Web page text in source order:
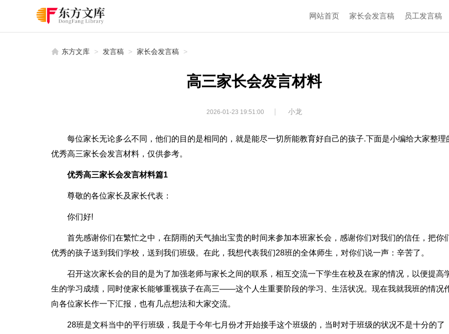
网站首页 家长会发言稿 员工发言稿
东方文库 > 发言稿 > 家长会发言稿 >
高三家长会发言材料
2026-01-23 19:51:00 | 小龙
每位家长无论多么不同，他们的目的是相同的，就是能尽一切所能教育好自己的孩子.下面是小编给大家整理
优秀高三家长会发言材料，仅供参考。
优秀高三家长会发言材料篇1
尊敬的各位家长及家长代表：
你们好!
首先感谢你们在繁忙之中，在阴雨的天气抽出宝贵的时间来参加本班家长会，感谢你们对我们的信任，把你
优秀的孩子送到我们学校，送到我们班级。在此，我想代表我们28班的全体师生，对你们说一声：辛苦了。
召开这次家长会的目的是为了加强老师与家长之间的联系，相互交流一下学生在校及在家的情况，以便提高
生的学习成绩，同时使家长能够重视孩子在高三——这个人生重要阶段的学习、生活状况。现在我就我班的情况
向各位家长作一下汇报，也有几点想法和大家交流。
28班是文科当中的平行班级，我是于今年七月份才开始接手这个班级的，当时对于班级的状况不是十分的了